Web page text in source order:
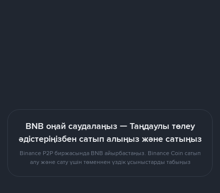
BNB оңай саудалаңыз — Таңдаулы төлеу
әдістеріңізбен сатып алыңыз және сатыңыз
Binance P2P биржасында BNB айырбастаңыз. Binance Coin сатып
алу және сату үшін төменнен үздік ұсыныстарды табыңыз